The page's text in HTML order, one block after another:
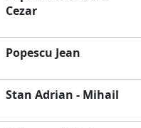
Cezar
Popescu Jean
Stan Adrian - Mihail